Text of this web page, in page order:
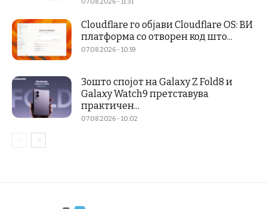
07.08.2026 - 11:31
Cloudflare го објави Cloudflare OS: ВИ
платформа со отворен код што...
07.08.2026 - 10:59
Зошто спојот на Galaxy Z Fold8 и
Galaxy Watch9 претставува
практичен...
07.08.2026 - 10:02